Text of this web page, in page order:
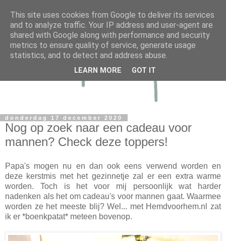
donderdag 17 december 2020
Nog op zoek naar een cadeau voor
mannen? Check deze toppers!
Papa's mogen nu en dan ook eens verwend worden en
deze kerstmis met het gezinnetje zal er een extra warme
worden. Toch is het voor mij persoonlijk wat harder
nadenken als het om cadeau's voor mannen gaat. Waarmee
worden ze het meeste blij? Wel... met Hemdvoorhem.nl zat
ik er *boenkpatat* meteen bovenop.
This site uses cookies from Google to deliver its services
and to analyze traffic. Your IP address and user-agent are
shared with Google along with performance and security
metrics to ensure quality of service, generate usage
statistics, and to detect and address abuse.
LEARN MORE GOT IT